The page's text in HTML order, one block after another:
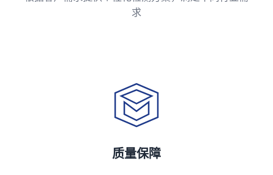
求
质量保障